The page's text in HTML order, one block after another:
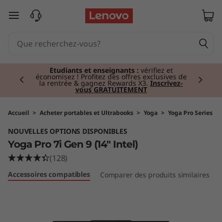
Y
o
7
passer au contenu principal
Étudiants et enseignants : vérifiez et
économisez ! Profitez des offres exclusives de
la rentrée & gagnez Rewards X3. Inscrivez-
vous GRATUITEMENT
Currently displaying item 2 of 3
Accueil > Acheter portables et Ultrabooks > Yoga > Yoga Pro Series
NOUVELLES OPTIONS DISPONIBLES
Yoga Pro 7i Gen 9 (14" Intel)
(128)
Accessoires compatibles Comparer des produits similaires